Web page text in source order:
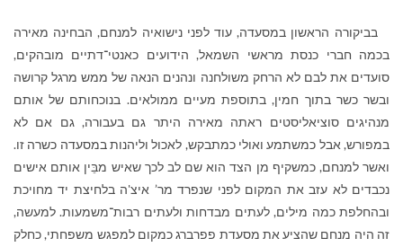
בביקורה הראשון במסעדה, עוד לפני נישואיה למנחם, הבחינה מאירה
בכמה חברי כנסת מראשי השמאל, הידועים כאנטי־דתיים מובהקים,
סועדים את לבם לא הרחק משולחנה ונהנים הנאה של ממש מרגל קרושה
ובשר כשר בתוך חמין, בתוספת מעיים ממולאים. בנוכחותם של אותם
מנהיגים סוציאליסטים ראתה מאירה היתר גם בעבורה, גם אם לא
במפורש, אבל כמשתמע ואולי כמתבקש, לאכול וליהנות במסעדה כשרה זו.
ואשר למנחם, כמשקיף מן הצד הוא שם לב לכך שאיש מבֵּין אותם אישים
נכבדים לא עזב את המקום לפני שנפרד מר’ איצ'ה בלחיצת יד מחויכת
ובהחלפת כמה מילים, לעתים מבדחות ולעתים רבות־משמעות. למעשה,
זה היה מנחם שהציע את מסעדת פפרברג כמקום למפגש משפחתי, כחלק